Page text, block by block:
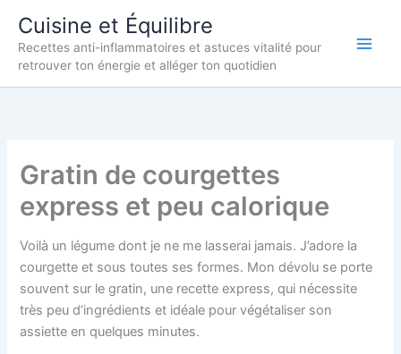
contenu
Cuisine et Équilibre
Recettes anti-inflammatoires et astuces vitalité pour
retrouver ton énergie et alléger ton quotidien
Gratin de courgettes
express et peu calorique
Voilà un légume dont je ne me lasserai jamais. J’adore la
courgette et sous toutes ses formes. Mon dévolu se porte
souvent sur le gratin, une recette express, qui nécessite
très peu d’ingrédients et idéale pour végétaliser son
assiette en quelques minutes.